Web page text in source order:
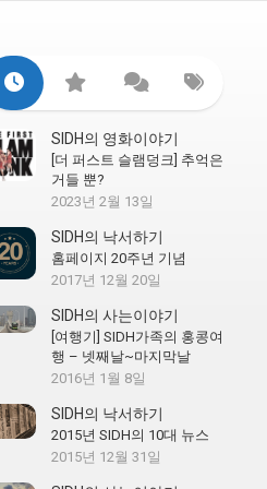
SIDH의 영화이야기
[더 퍼스트 슬램덩크] 추억은
거들 뿐?
2023년 2월 13일
SIDH의 낙서하기
홈페이지 20주년 기념
2017년 12월 20일
SIDH의 사는이야기
[여행기] SIDH가족의 홍콩여
행 – 넷째날~마지막날
2016년 1월 8일
SIDH의 낙서하기
2015년 SIDH의 10대 뉴스
2015년 12월 31일